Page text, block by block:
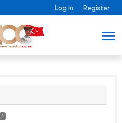
Log in Register
1